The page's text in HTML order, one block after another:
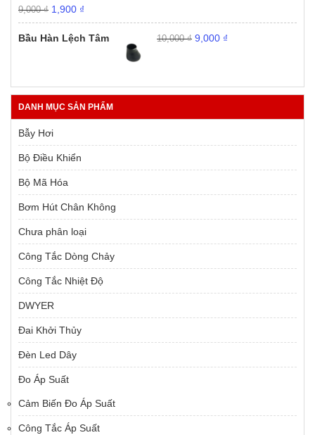
9,000₫ Giá
gốc
là:
9,000 ₫.
1,900 ₫
hiện
tại
Bầu Hàn Lệch Tâm 10,000₫
Giá
gốc
9,000 ₫
DANH MỤC SẢN PHẨM
Bẫy Hơi
Bộ Điều Khiển
Bộ Mã Hóa
Bơm Hút Chân Không
Chưa phân loại
Công Tắc Dòng Chảy
Công Tắc Nhiệt Độ
DWYER
Đai Khởi Thủy
Đèn Led Dây
Đo Áp Suất
Cảm Biến Đo Áp Suất
Công Tắc Áp Suất